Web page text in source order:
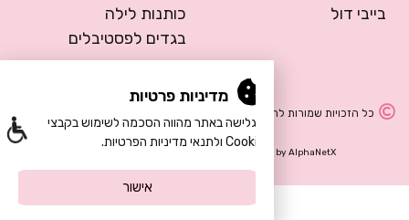
בייבי דול
כותנות לילה
בגדים לפסטיבלים
כל הזכויות שמורות להרמוסה – הלבשה תחתונה
Development byAlphaNetX
מדיניות פרטיות
הגלישה באתר מהווה הסכמה לשימוש בקבצי
Cookie ולתנאי מדיניות הפרטיות.
אישור